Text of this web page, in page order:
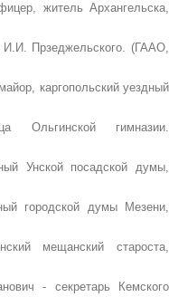
житель Архангельска,
Прзеджельского. (ГААО,
каргопольский уездный
гимназии.
Унской посадской думы,
городской думы Мезени,
мещанский староста,
- секретарь Кемского